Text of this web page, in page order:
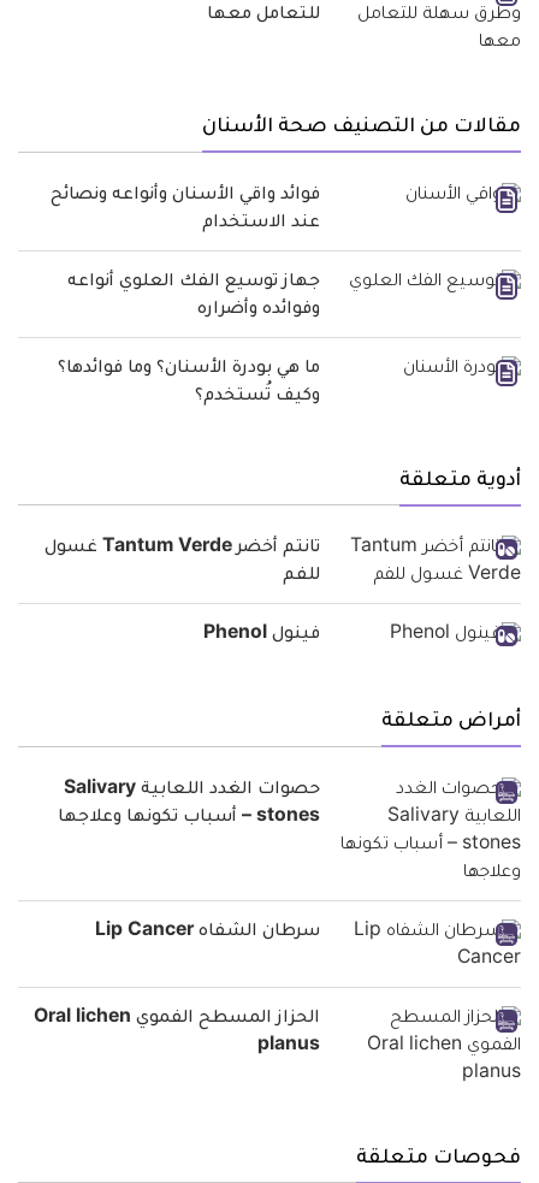
للتعامل معها
مقالات من التصنيف صحة الأسنان
فوائد واقي الأسنان وأنواعه ونصائح
عند الاستخدام
جهاز توسيع الفك العلوي أنواعه
وفوائده وأضراره
ما هي بودرة الأسنان؟ وما فوائدها؟
وكيف تُستخدم؟
أدوية متعلقة
تانتم أخضر Tantum Verde غسول
للفم
فينول Phenol
أمراض متعلقة
حصوات الغدد اللعابية Salivary
stones – أسباب تكونها وعلاجها
سرطان الشفاه Lip Cancer
الحزاز المسطح الفموي Oral lichen
planus
فحوصات متعلقة